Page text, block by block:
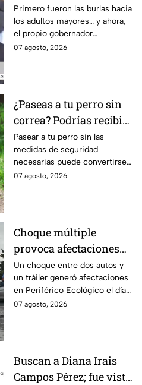
Puebla con Palestina:
Alejandro Armenta se
disculpa “a modo” por
sus insensibles dichos
las también morenistas
Nayeli Salvatori y
Grace Palomares
Primero fueron las burlas hacia
los adultos mayores… y ahora,
el propio gobernador
morenista Alejandro Armenta
en Palestina. Tras la polémica y
el rechazo, el mandatario tuvo
que salir a pedir disculpas…
pero la pregunta es: ¿Basta
con decir “me equivoqué”
cada vez que una declaración
genera indignación?
07 agosto, 2026
¿Paseas a tu perro sin
correa? Podrías recibir
una fuerte MULTA
Pasear a tu perro sin las
medidas de seguridad
necesarias puede convertirse
en una infracción en la CDMX,
07 agosto, 2026
Choque múltiple
provoca afectaciones
en Periférico Ecológico
hoy viernes
Un choque entre dos autos y
un tráiler generó afectaciones
en Periférico Ecológico el día
de hoy, con dirección a la 24
07 agosto, 2026
Buscan a Diana Irais
Campos Pérez; fue vista